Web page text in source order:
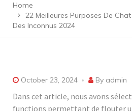
Home
22 Meilleures Purposes De
Des Inconnus 2024
October 23, 2024 By admin
Dans cet article, nous avons
functions permettant de flouter